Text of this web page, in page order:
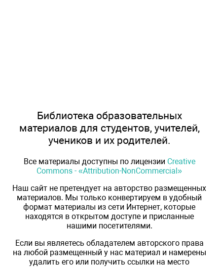
Библиотека образовательных
материалов для студентов, учителей,
учеников и их родителей.
Все материалы доступны по лицензии Creative
Commons - «Attribution-NonCommercial»
Наш сайт не претендует на авторство размещенных
материалов. Мы только конвертируем в удобный
формат материалы из сети Интернет, которые
находятся в открытом доступе и присланные
нашими посетителями.
Если вы являетесь обладателем авторского права
на любой размещенный у нас материал и намерены
удалить его или получить ссылки на место